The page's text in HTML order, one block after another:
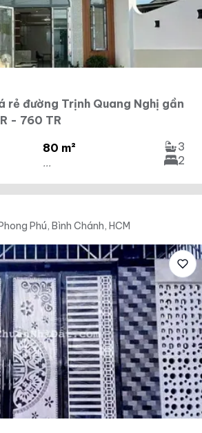
rẻ đường Trịnh Quang Nghị gần
- 760 TR
80 m²
...
3
2
Phú, Bình Chánh, HCM